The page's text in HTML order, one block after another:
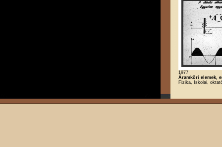
1977
Áramköri elemek,
Fizika, Iskolai,